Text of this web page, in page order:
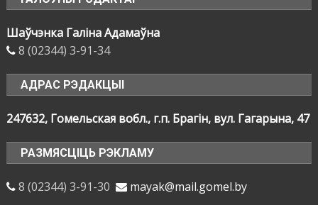
Шаўчэнка Галіна Адамаўна
8 (02344) 3-91-34
АДРАС РЭДАКЦЫІ
247632, Гомельская вобл., г.п. Брагін, вул. Гагарына, 47
РАЗМЯСЦІЦЬ РЭКЛАМУ
8 (02344) 3-91-30 mayak@mail.gomel.by